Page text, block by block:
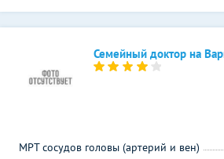
Семейный доктор на
МРТ сосудов головы (артерий и вен)